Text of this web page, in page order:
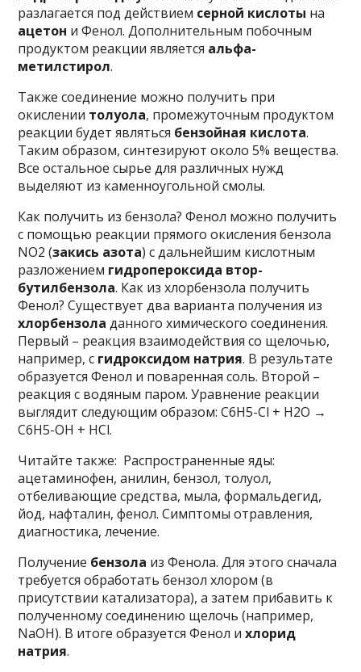
разлагается под действием серной кислоты на
ацетон и Фенол. Дополнительным побочным
продуктом реакции является альфа-
метилстирол.
Также соединение можно получить при
окислении толуола, промежуточным продуктом
реакции будет являться бензойная кислота.
Таким образом, синтезируют около 5% вещества.
Все остальное сырье для различных нужд
выделяют из каменноугольной смолы.
Как получить из бензола? Фенол можно получить
с помощью реакции прямого окисления бензола
NO2 (закись азота) с дальнейшим кислотным
разложением гидропероксида втор-
бутилбензола. Как из хлорбензола получить
Фенол? Существует два варианта получения из
хлорбензола данного химического соединения.
Первый – реакция взаимодействия со щелочью,
например, с гидроксидом натрия. В результате
образуется Фенол и поваренная соль. Второй –
реакция с водяным паром. Уравнение реакции
выглядит следующим образом: C6H5-Cl + H2O →
C6H5-OH + HCl.
Читайте также: Распространенные яды:
ацетаминофен, анилин, бензол, толуол,
отбеливающие средства, мыла, формальдегид,
йод, нафталин, фенол. Симптомы отравления,
диагностика, лечение.
Получение бензола из Фенола. Для этого сначала
требуется обработать бензол хлором (в
присутствии катализатора), а затем прибавить к
полученному соединению щелочь (например,
NaOH). В итоге образуется Фенол ихлорид
натрия.